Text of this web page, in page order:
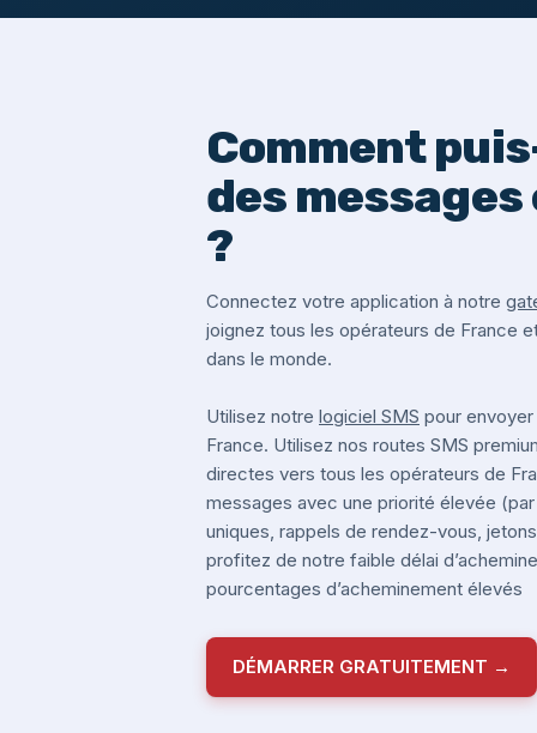
Comment
des messages
?
Connectez votre application à notre
joignez tous les opérateurs de France
dans le monde.
Utilisez notre logiciel SMS pour
France. Utilisez nos routes SMS
directes vers tous les opérateurs de
messages avec une priorité élevée
uniques, rappels de rendez-vous,
profitez de notre faible délai
pourcentages d’acheminement élevés
DÉMARRER GRATUITEMENT →